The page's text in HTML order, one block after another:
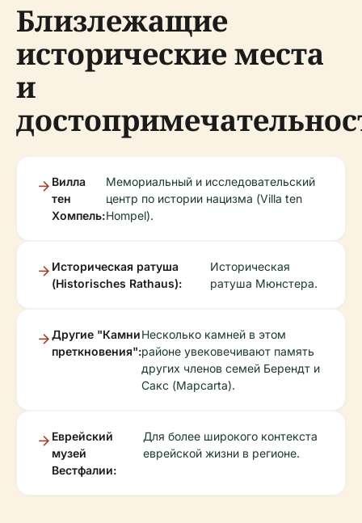
Близлежащие
исторические места
и
Вилла
тен
Хомпель:
Мемориальный и исследовательский
центр по истории нацизма (Villa ten
Hompel).
Историческая ратуша
(Historisches Rathaus):
Историческая
ратуша Мюнстера.
Другие "Камни
преткновения":
Несколько камней в этом
районе увековечивают память
других членов семей Берендт и
Сакс (Mapcarta).
Еврейский
музей
Вестфалии:
Для более широкого контекста
еврейской жизни в регионе.